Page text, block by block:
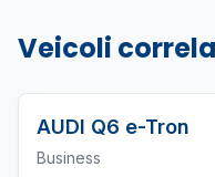
Veicoli
AUDI Q6 e-Tron
Business